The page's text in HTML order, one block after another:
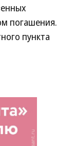
погашения.
пункта